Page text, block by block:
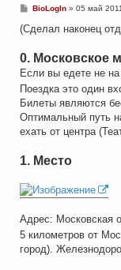
С
о
б
н
и
BioLogIn» 05 май
(Сделал наконец
0. Московское
Если вы едете не
Поездка это один
Билеты являются
Оптимальный путь
ехать от центра
1. Место
Адрес: Московская
5 километров от
город).